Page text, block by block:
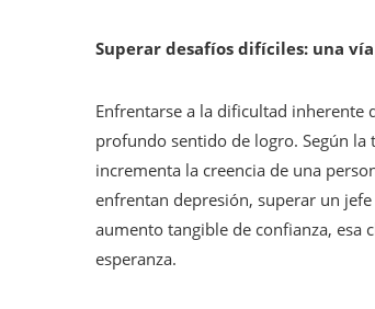
Superar desafíos difíciles: una
Enfrentarse a la dificultad inherente
profundo sentido de logro. Según
incrementa la creencia de una
enfrentan depresión, superar un
aumento tangible de confianza, esa
esperanza.